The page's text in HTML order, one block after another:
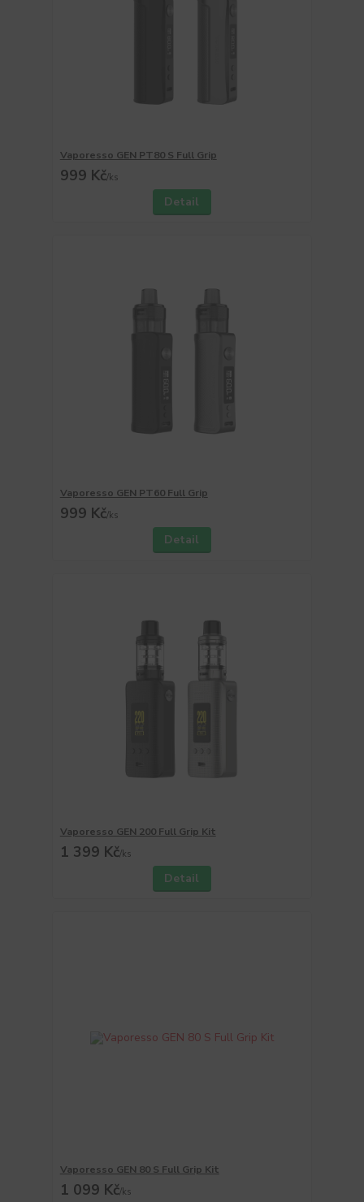
Vaporesso GEN PT80 S Full Grip
999 Kč/ks
Detail
Vaporesso GEN PT60 Full Grip
999 Kč/ks
Detail
Vaporesso GEN 200 Full Grip Kit
1 399 Kč/ks
Detail
Vaporesso GEN 80 S Full Grip Kit
1 099 Kč/ks